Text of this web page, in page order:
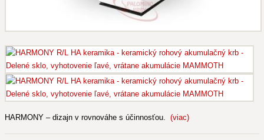
HARMONY – dizajn v rovnováhe s účinnosťou. (viac)